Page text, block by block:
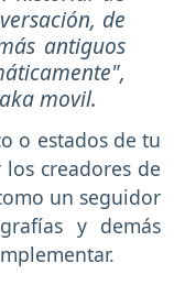
de
antiguos
movil.
o estados de tu
creadores de
un seguidor
y demás